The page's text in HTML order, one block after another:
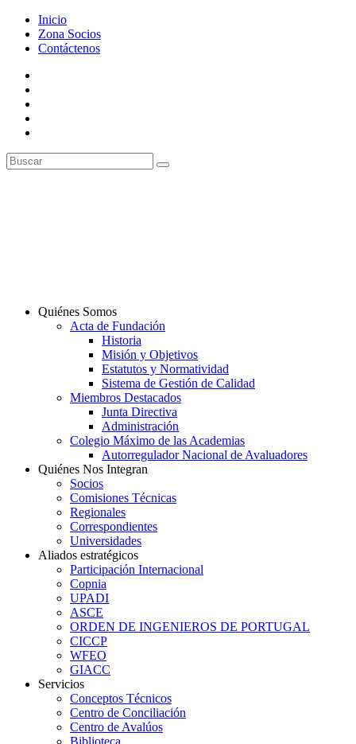
Inicio
Zona Socios
Contáctenos
Quiénes Somos
Acta de Fundación
Historia
Misión y Objetivos
Estatutos y Normatividad
Sistema de Gestión de Calidad
Miembros Destacados
Junta Directiva
Administración
Colegio Máximo de las Academias
Autorregulador Nacional de Avaluadores
Quiénes Nos Integran
Socios
Comisiones Técnicas
Regionales
Correspondientes
Universidades
Aliados estratégicos
Participación Internacional
Copnia
UPADI
ASCE
ORDEN DE INGENIEROS DE PORTUGAL
CICCP
WFEO
GIACC
Servicios
Conceptos Técnicos
Centro de Conciliación
Centro de Avalúos
Biblioteca